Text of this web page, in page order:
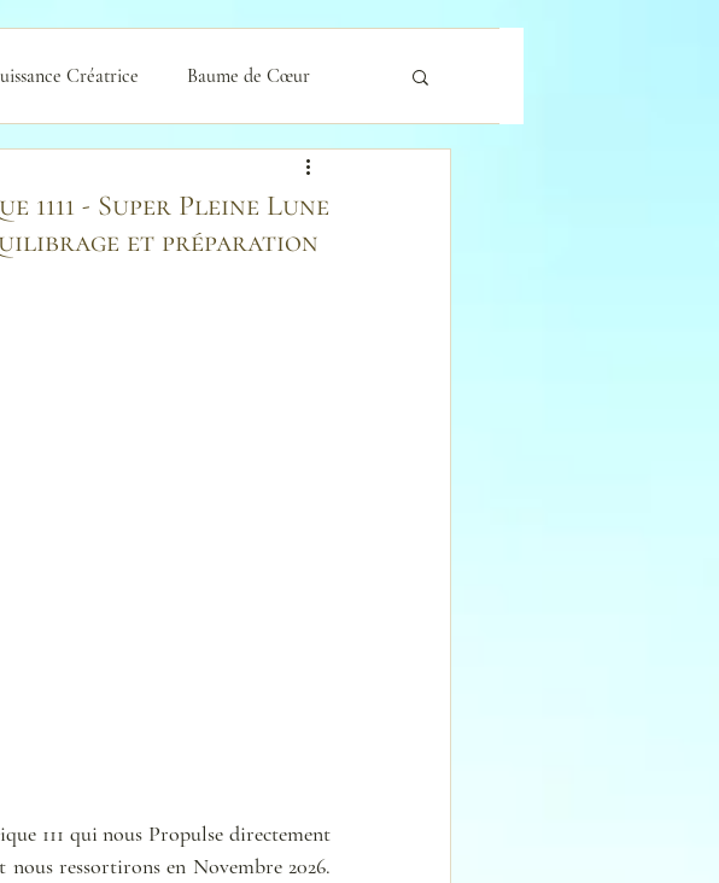
Créatrice Baume de Cœur
- Super Pleine Lune
et préparation
111 qui nous Propulse directement
ressortirons en Novembre 2026.